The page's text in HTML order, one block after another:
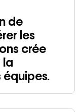
de
les
crée
la